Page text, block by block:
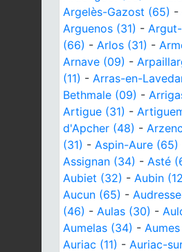
Argelès-Gazost (65) -
Arguenos (31) -
(66) - Arlos (31) -
Arnave (09) -
(11) - Arras-en-
Bethmale (09) -
Artigue (31) -
d'Apcher (48) -
(31) - Aspin-Aure (65)
Assignan (34) - Asté
Aubiet (32) - Aubin
Aucun (65) -
(46) - Aulas (30) -
Aumelas (34) -
Auriac (11) - Auriac-